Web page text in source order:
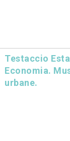
Testaccio
Economia.
urbane.